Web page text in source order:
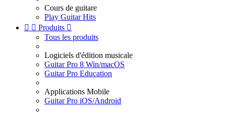
Cours de guitare
Play Guitar Hits
  Produits 
Tous les produits
Logiciels d'édition musicale
Guitar Pro 8 Win/macOS
Guitar Pro Education
Applications Mobile
Guitar Pro iOS/Android